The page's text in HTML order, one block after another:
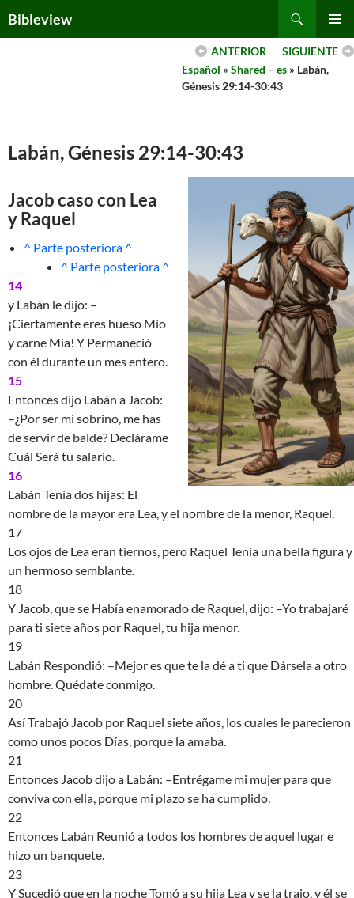
toBibleview
MENU
SIGUIENTE
ANTERIOR
Español » Shared – es » Labán,
Génesis 29:14-30:43
Labán, Génesis 29:14-30:43
Jacob caso con Lea
y Raquel
^ Parte posteriora ^
^ Parte posteriora ^
14
y Labán le dijo: –
¡Ciertamente eres hueso Mío
y carne Mía! Y Permaneció
con él durante un mes entero.
15
Entonces dijo Labán a Jacob:
–¿Por ser mi sobrino, me has
de servir de balde? Declárame
Cuál Será tu salario.
16
Labán Tenía dos hijas: El
nombre de la mayor era Lea, y el nombre de la menor, Raquel.
17
Los ojos de Lea eran tiernos, pero Raquel Tenía una bella figura y
un hermoso semblante.
18
Y Jacob, que se Había enamorado de Raquel, dijo: –Yo trabajaré
para ti siete años por Raquel, tu hija menor.
19
Labán Respondió: –Mejor es que te la dé a ti que Dársela a otro
hombre. Quédate conmigo.
20
Así Trabajó Jacob por Raquel siete años, los cuales le parecieron
como unos pocos Días, porque la amaba.
21
Entonces Jacob dijo a Labán: –Entrégame mi mujer para que
conviva con ella, porque mi plazo se ha cumplido.
22
Entonces Labán Reunió a todos los hombres de aquel lugar e
hizo un banquete.
23
Y Sucedió que en la noche Tomó a su hija Lea y se la trajo, y él se